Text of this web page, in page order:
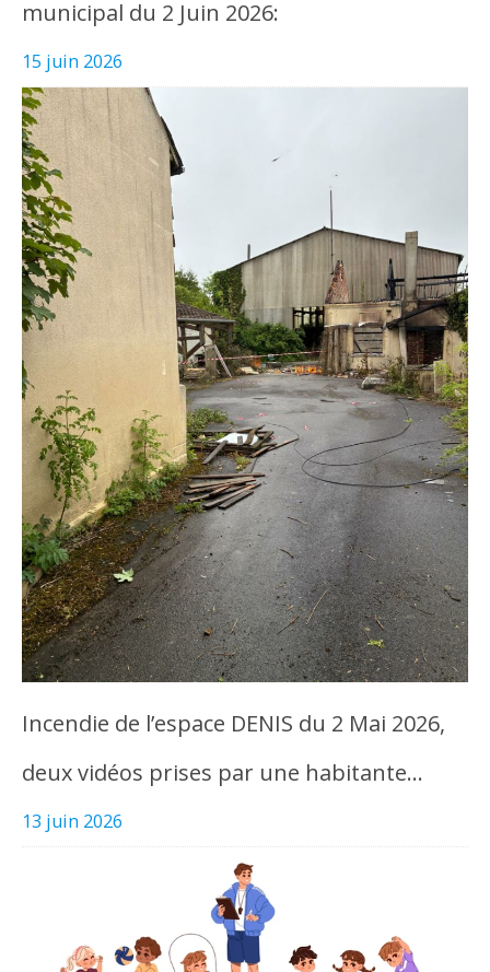
municipal du 2 Juin 2026:
15 juin 2026
Incendie de l’espace DENIS du 2 Mai 2026,
deux vidéos prises par une habitante…
13 juin 2026